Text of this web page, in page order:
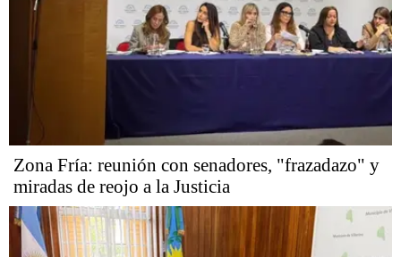
Zona Fría: reunión con senadores, "frazadazo" y
miradas de reojo a la Justicia